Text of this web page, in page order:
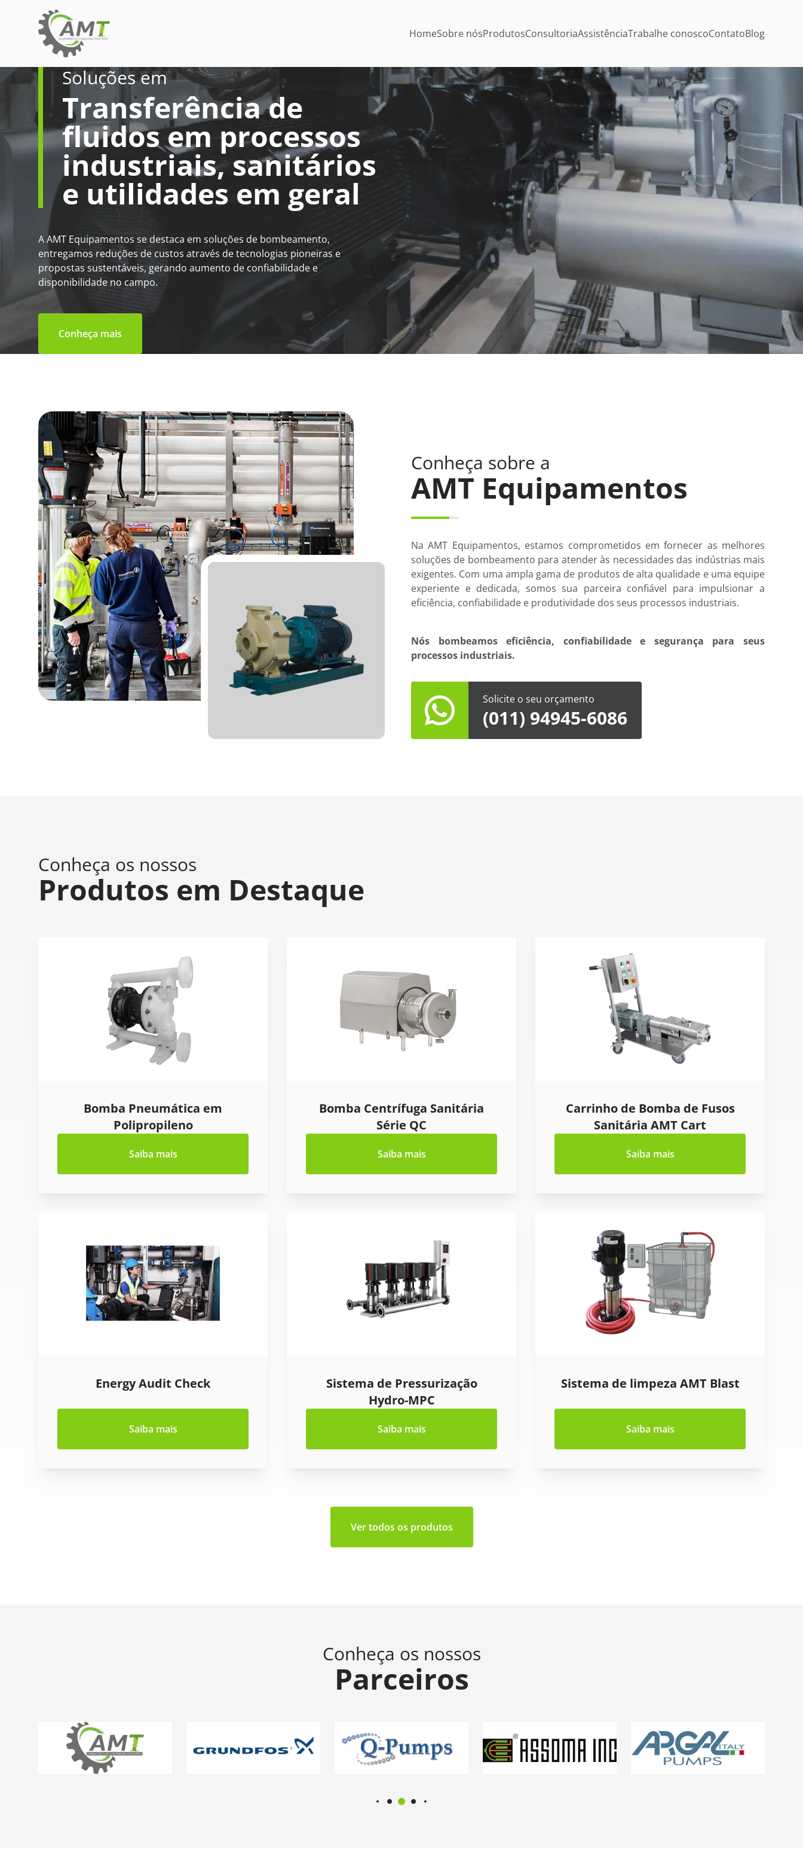
HomeSobre nósProdutosConsultoriaAssistênciaTrabalhe conoscoContatoBlog
Soluções em
Transferência de
fluidos em processos
industriais, sanitários
e utilidades em geral
A AMT Equipamentos se destaca em soluções de bombeamento,
entregamos reduções de custos através de tecnologias pioneiras e
propostas sustentáveis, gerando aumento de confiabilidade e
disponibilidade no campo.
Conheça mais
Conheça sobre a
AMT Equipamentos
Na AMT Equipamentos, estamos comprometidos em fornecer as melhores
soluções de bombeamento para atender às necessidades das indústrias mais
exigentes. Com uma ampla gama de produtos de alta qualidade e uma equipe
experiente e dedicada, somos sua parceira confiável para impulsionar a
eficiência, confiabilidade e produtividade dos seus processos industriais.
Nós bombeamos eficiência, confiabilidade e segurança para seus
processos industriais.
Solicite o seu orçamento
(011) 94945-6086
Conheça os nossos
Produtos em Destaque
Bomba Pneumática em
Polipropileno
Saiba mais
Bomba Centrífuga Sanitária
Série QC
Saiba mais
Carrinho de Bomba de Fusos
Sanitária AMT Cart
Saiba mais
Energy Audit Check
Saiba mais
Sistema de Pressurização
Hydro-MPC
Saiba mais
Sistema de limpeza AMT Blast
Saiba mais
Ver todos os produtos
Conheça os nossos
Parceiros